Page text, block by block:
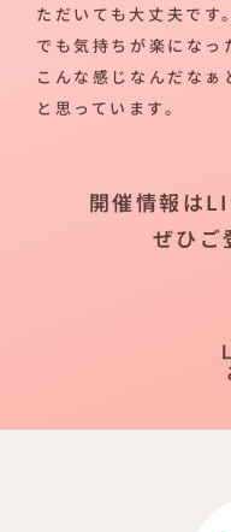
ただいても大丈夫です
でも気持ちが楽になっ
こんな感じなんだなぁ
と思っています。
開催情報は
ぜひご